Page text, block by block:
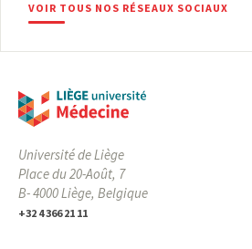
VOIR TOUS NOS RÉSEAUX SOCIAUX
Université de Liège
Place du 20-Août, 7
B- 4000 Liège, Belgique
+32 4 366 21 11